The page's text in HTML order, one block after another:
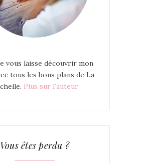
vous laisse découvrir mon
tous les bons plans de La
Plus sur l'auteur
Vous êtes perdu ?